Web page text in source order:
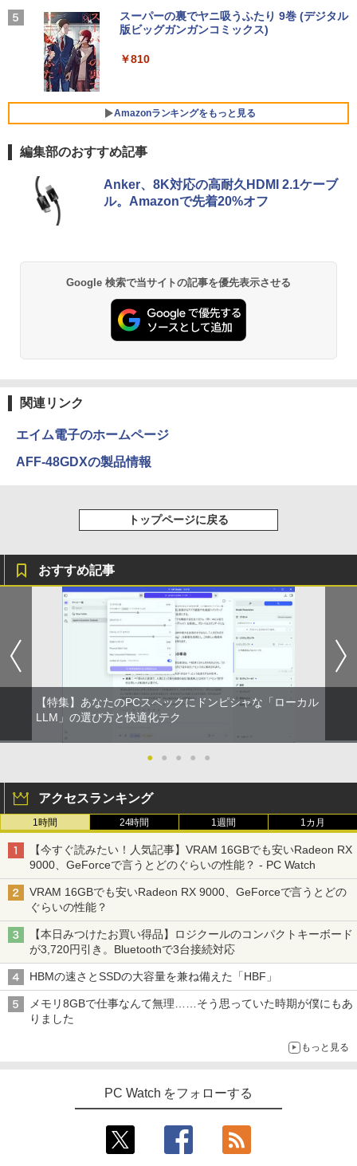
【マラソンP5倍/10%オフクーポン】中古
26GB/512GB 12.1インチFHD Wi-Fi Blu
etooth 送料無料 初期設定済み 保証付き
￥28,900
中古ノートパソコン/タブレット 2in1PC
B メモリ8GB Webカメラ内蔵 指紋認証
Type-C Thunderbolt3 キーボードバッ
クライト HDMI microSD Office Windo
￥22,000
￥29,800
Windows11 office付き｜メモリ8GB SS
D256GB HDD500GB｜ デスクトップ Mi
可能｜デスクトップ 中古｜中古PC
￥34,800
ntelの安定性】Core Ultra U9-185H搭載
128GB DDR5+6TB SSD拡張可能｜USB
4×2｜WiFi7·BT5.4·2.5G LAN｜SDカー
ド対応｜業務·動画編集·3D設計·サーバー
運用｜3年保証 mini pc 16GB+1TB
NEC等) テレワーク デュアルモニター S
witch PS4 PS5対応 【整備済み中古品】
￥6,470
モバイルモニター 15.6インチ InnoView
モバイルディスプレイ 自立型 1920*1080
FHD ポータブルモニター IPS液晶パネル
薄型 軽量 持ち運び 壁掛けに対応 Switc
SBType-C/標準HDMI対応【選べる種
類】タッチ/ケース付き/4Kタイプ
タッチペンで音が聞ける！ はじめてずか
ん1000 英語つき はじめて図鑑1000 はじ
3歳 4歳 小学館 タッチペン 図鑑 ずかん
￥5,478
￥1,964
￥3,480
On My Road (Stadium ver.)
【Amazon.co.jp限定】 伊藤園 磨かれて、澄
] [ 水 ] [ ペットボトル ] [ 箱買い ] [ ストック
￥998
スーパーの裏でヤニ吸うふたり 9巻 (デジタル
版ビッグガンガンコミックス)
￥810
Amazonランキングをもっと見る
編集部のおすすめ記事
Anker、8K対応の高耐久HDMI 2.1ケーブ
ル。Amazonで先着20%オフ
Google 検索で当サイトの記事を優先表示させる
関連リンク
エイム電子のホームページ
AFF-48GDXの製品情報
トップページに戻る
おすすめ記事
【特集】あなたのPCスペックにドンピシャな「ローカル
LLM」の選び方と快適化テク
● ● ● ● ●
アクセスランキング
1時間 24時間 1週間 1カ月
【今すぐ読みたい！人気記事】VRAM 16GBでも安いRadeon RX
9000、GeForceで言うとどのぐらいの性能？ - PC Watch
VRAM 16GBでも安いRadeon RX 9000、GeForceで言うとどの
ぐらいの性能？
【本日みつけたお買い得品】ロジクールのコンパクトキーボード
が3,720円引き。Bluetoothで3台接続対応
HBMの速さとSSDの大容量を兼ね備えた「HBF」
メモリ8GBで仕事なんて無理……そう思っていた時期が僕にもあ
りました
もっと見る
PC Watch をフォローする